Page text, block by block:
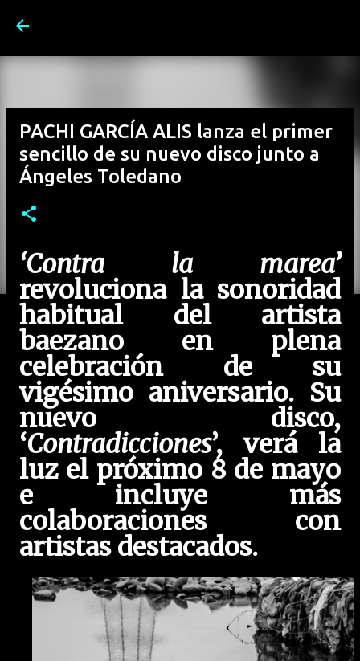
PACHI GARCÍA ALIS lanza el primer
sencillo de su nuevo disco junto a
Ángeles Toledano
‘Contra la marea’
revoluciona la sonoridad
habitual del artista
baezano en plena
celebración de su
vigésimo aniversario. Su
nuevo disco,
‘Contradicciones’, verá la
luz el próximo 8 de mayo
e incluye más
colaboraciones con
artistas destacados.